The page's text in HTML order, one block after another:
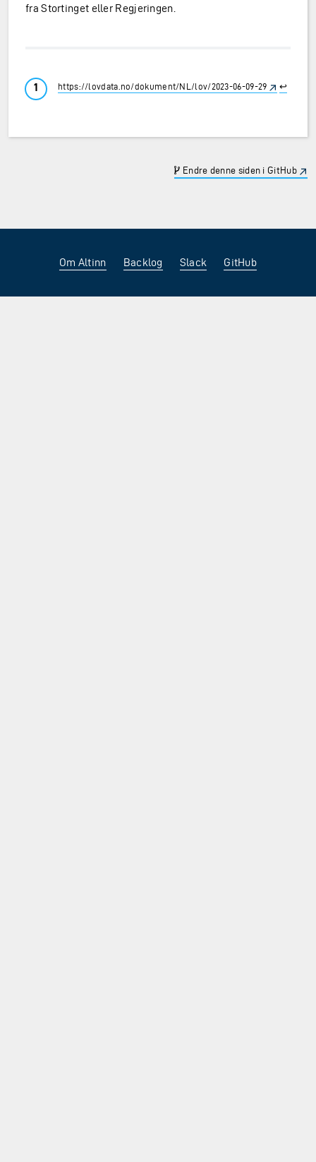
fra Stortinget eller Regjeringen.
https://lovdata.no/dokument/NL/lov/2023-06-09-29 ↩︎
Endre denne siden i GitHub
Om Altinn Backlog Slack GitHub